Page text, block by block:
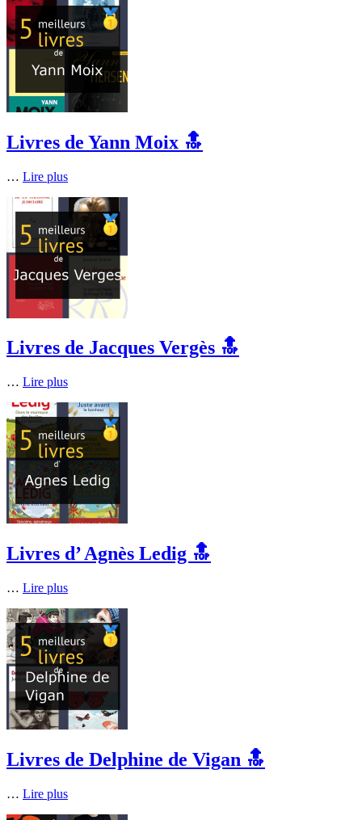
Livres de Yann Moix 🔝
… Lire plus
Livres de Jacques Vergès 🔝
… Lire plus
Livres d’ Agnès Ledig 🔝
… Lire plus
Livres de Delphine de Vigan 🔝
… Lire plus